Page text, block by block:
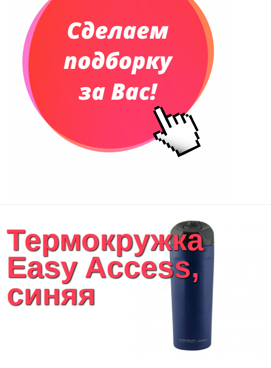
Сумки и Рюкзаки
Сумки для планшетов и ноутбуков
Рюкзаки
Конференц-сумки
Сумки для покупок промо
Несессеры и косметички
Сумки дорожные
Текстиль для ванной комнаты
Кухонные приспособления
Кухонный текстиль
Ножи разделочные доски
Фоторамки и фотоальбомы
Термокружка
Easy Access,
синяя